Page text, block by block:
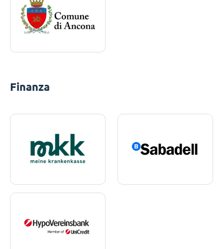
Finanza